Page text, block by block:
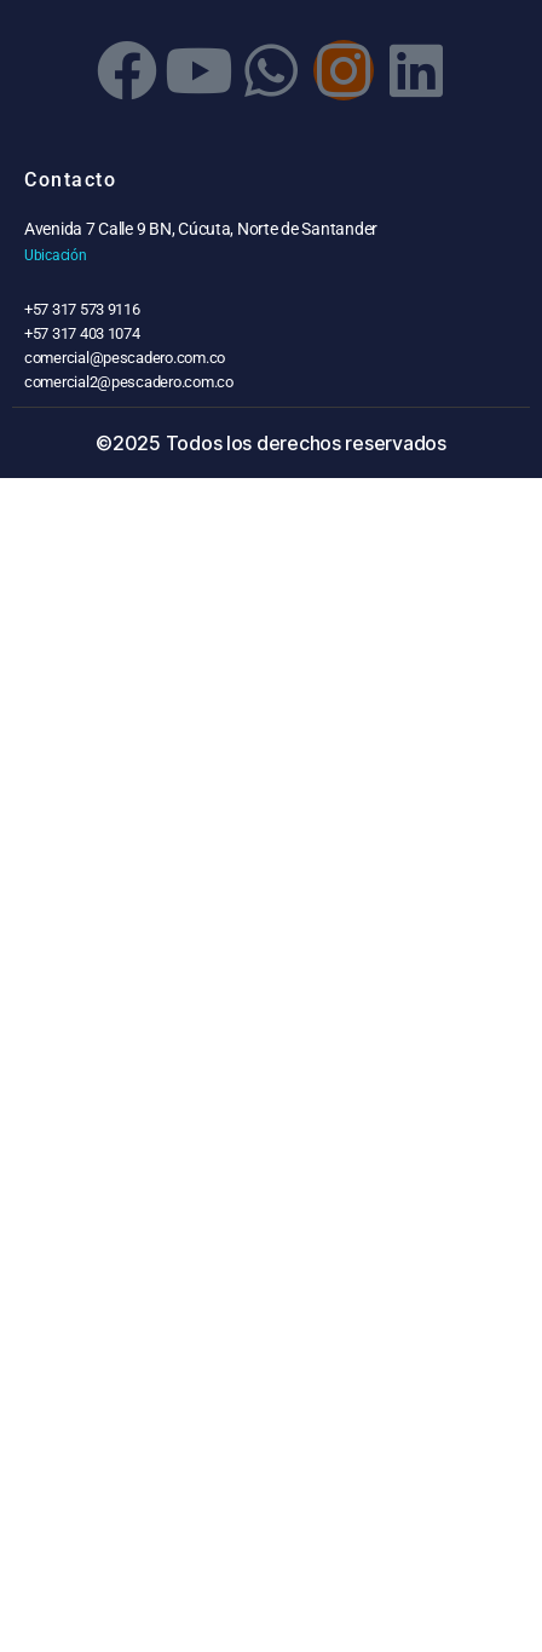
Contacto
Avenida 7 Calle 9 BN, Cúcuta, Norte de Santander
Ubicación
+57 317 573 9116
+57 317 403 1074
comercial@pescadero.com.co
comercial2@pescadero.com.co
©2025 Todos los derechos reservados